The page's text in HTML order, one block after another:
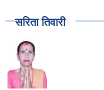
सरिता तिवारी